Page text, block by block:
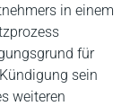
in einem
für
sein
weiteren